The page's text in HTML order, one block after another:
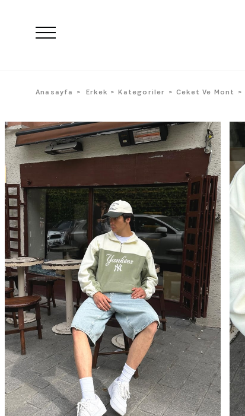
Anasayfa Erkek Kategoriler Ceket Ve Mont